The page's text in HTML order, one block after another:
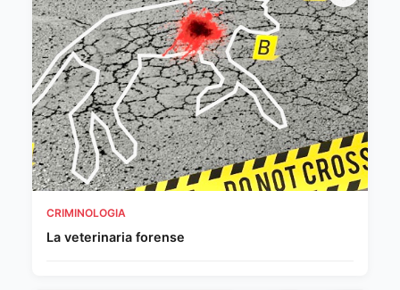
CRIMINOLOGIA
La veterinaria forense